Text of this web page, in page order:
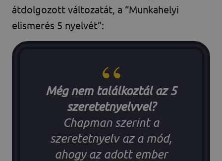
átdolgozott változatát, a “Munkahelyi
elismerés 5 nyelvét”:
Még nem találkoztál az 5
szeretetnyelvvel?
Chapman szerint a
szeretetnyelv az a mód,
ahogy az adott ember